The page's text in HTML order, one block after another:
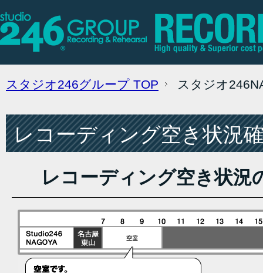
スタジオ246グループ TOP スタジオ
レコーディング空き状況
レコーディング空き状況